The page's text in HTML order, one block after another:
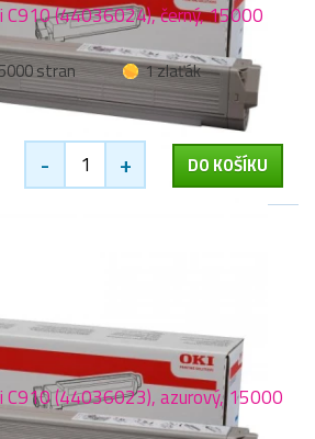
C910 (44036024), černý, 15000
stran
1 zlaťák
- + DO KOŠÍKU
C910 (44036023), azurový, 15000